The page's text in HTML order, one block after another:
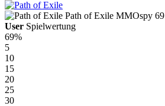
Path of Exile MMOspy 69
User Spielwertung
69%
5
10
15
20
25
30